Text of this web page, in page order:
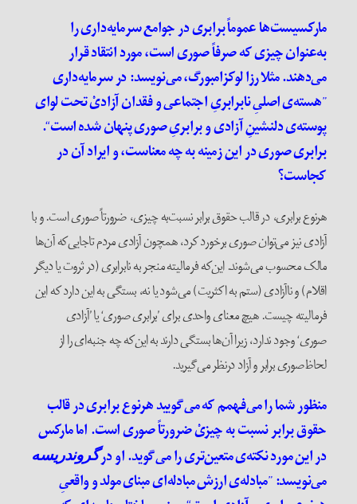
مارکسیست‌ها عموماً برابری در جوامع سرمایه‌داری را
به‌عنوان چیزی که صرفاً صوری است، مورد انتقاد قرار
می‌دهند. مثلا رزا لوکزامبورگ، می‌نویسد: در سرمایه‌داری
”هسته‌ی اصلیِ نا‌برابریِ اجتماعی و فقدان آزادیْ تحت لوای
پوسته‌ی دلنشینِ آزادی و برابریِ صوری پنهان شده است“
.
برابری صوری در این زمینه به چه معناست، و ایراد آن در
کجاست؟
هر‌نوع برابری، در قالب حقوق برابر نسبت‌به چیزی، ضرورتاً صوری است. و با
آزادی نیز می‌توان صوری برخورد کرد، همچون آزادی مردم تا‌جایی‌که آن‌ها
مالک محسوب می‌شوند. این‌که فرمالیته منجر به نابرابری (در ثروت یا دیگر
اقلام) و ‌ناآزادی (ستم به اکثریت) می‌شود یا نه، بستگی به این دارد که این
فرمالیته چیست. هیچ معنای واحدی برای ’برابری صوری‘ یا ’آزادی
صوری‘ وجود ندارد، زیرا آن‌ها بستگی دارند به این‌که چه جنبه‌ای را از
‌لحاظ‌صوری برابر و آزاد در‌نظر می‌گیرید.
منظور شما را می‌فهمم که می‌گویید هر‌نوع برابری در قالب
حقوق برابر نسبت ‌به چیزیْ ضرورتاً صوری است. اما مارکس
در این مورد نکته‌ی متعین‌تری را می‌گوید. او درگروندریسه
می‌نویسد:”مبادله‌ی ارزش مبادله‌ای مبنای مولد و واقعیِ